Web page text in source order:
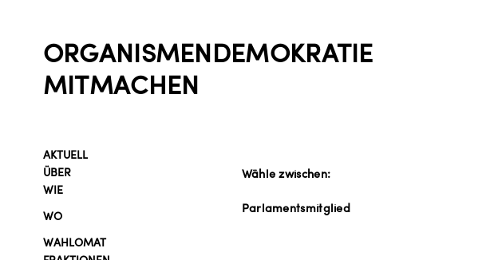
ORGANISMENDEMOKRATIE
MITMACHEN
AKTUELL
ÜBER
WIE
WO
WAHLOMAT
Wähle zwischen:
Parlamentsmitglied